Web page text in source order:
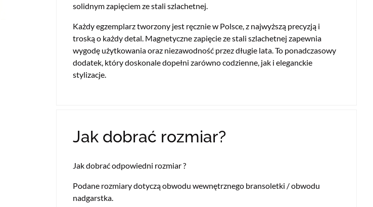
solidnym zapięciem ze stali szlachetnej.
Każdy egzemplarz tworzony jest ręcznie w Polsce, z najwyższą precyzją i
troską o każdy detal. Magnetyczne zapięcie ze stali szlachetnej zapewnia
wygodę użytkowania oraz niezawodność przez długie lata. To ponadczasowy
dodatek, który doskonale dopełni zarówno codzienne, jak i eleganckie
stylizacje.
Jak dobrać rozmiar?
Jak dobrać odpowiedni rozmiar ?
Podane rozmiary dotyczą obwodu wewnętrznego bransoletki / obwodu
nadgarstka.